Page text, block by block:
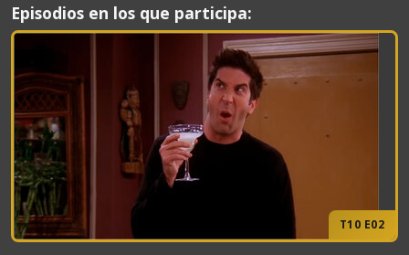
Episodios en los que participa:
T10 E02